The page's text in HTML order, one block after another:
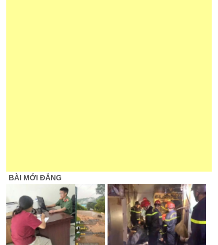
BÀI MỚI ĐĂNG